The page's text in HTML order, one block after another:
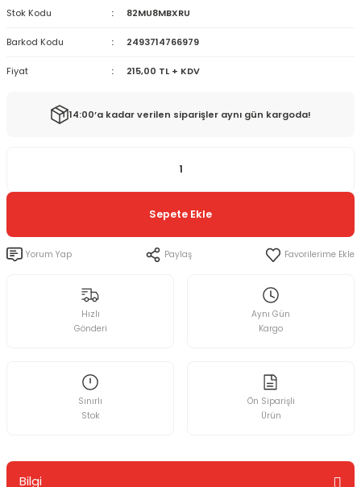
Stok Kodu 82MU8MBXRU
Barkod Kodu 2493714766979
Fiyat 215,00 TL + KDV
14:00’a kadar verilen siparişler aynı gün kargoda!
Sepete Ekle
Yorum Yap Paylaş
Hızlı
Gönderi
Aynı Gün
Kargo
Sınırlı
Stok
Ön Siparişli
Ürün
Bilgi